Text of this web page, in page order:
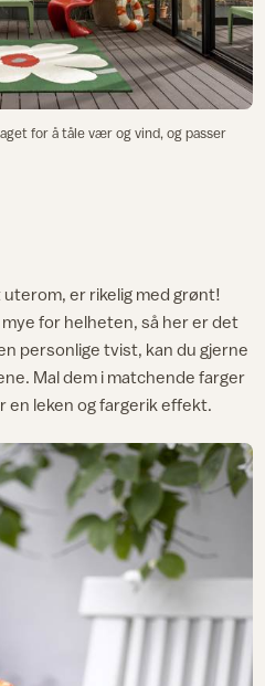
for å tåle vær og vind, og passer
er rikelig med grønt!
for helheten, så her er det
personlige tvist, kan du gjerne
Mal dem i matchende farger
en leken og fargerik effekt.